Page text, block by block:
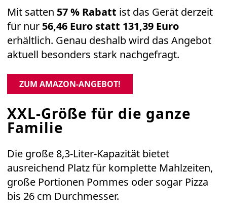
Mit satten 57 % Rabatt ist das Gerät derzeit
für nur 56,46 Euro statt 131,39 Euro
erhältlich. Genau deshalb wird das Angebot
aktuell besonders stark nachgefragt.
ZUM AMAZON-ANGEBOT!
XXL-Größe für die ganze
Familie
Die große 8,3-Liter-Kapazität bietet
ausreichend Platz für komplette Mahlzeiten,
große Portionen Pommes oder sogar Pizza
bis 26 cm Durchmesser.